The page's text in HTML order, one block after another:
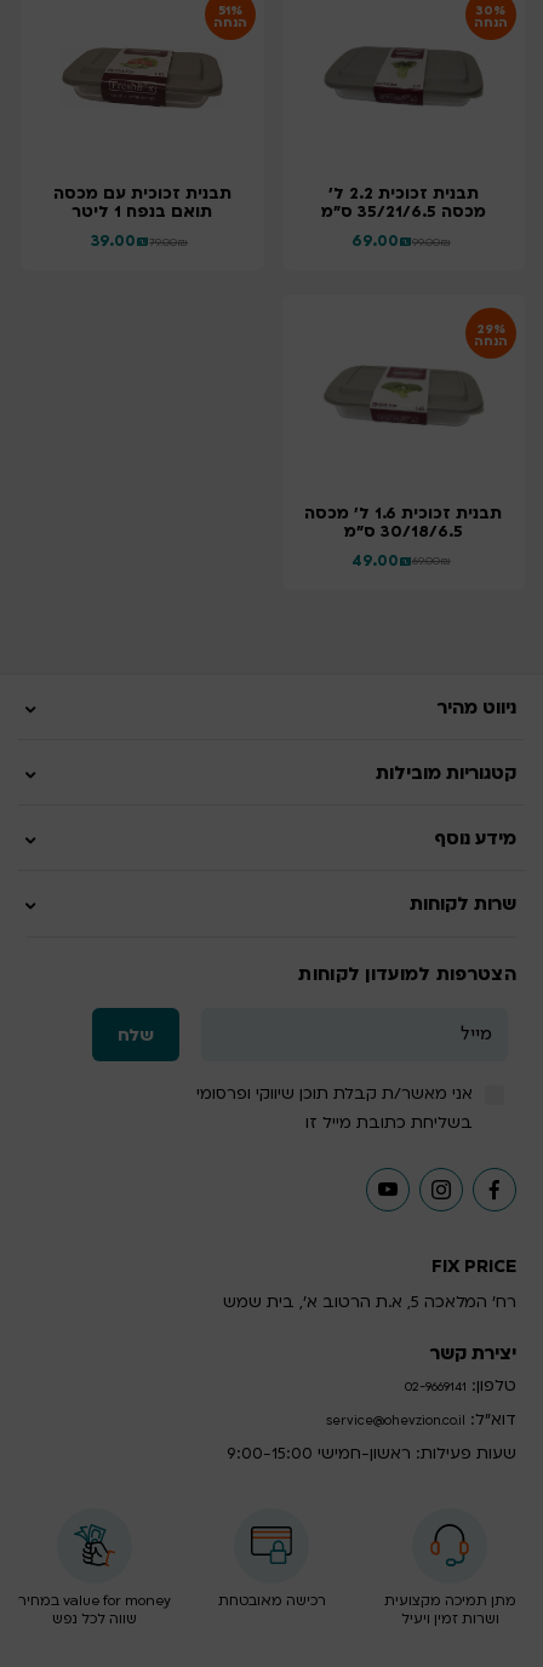
30%
הנחה
תבנית זכוכית 2.2 ל'
מכסה 35/21/6.5 ס"מ
₪
69.00 ₪
99.00
51%
הנחה
תבנית זכוכית עם מכסה
תואם בנפח 1 ליטר
₪
39.00 ₪
79.00
29%
הנחה
תבנית זכוכית 1.6 ל' מכסה
30/18/6.5 ס"מ
₪
49.00 ₪
69.00
FIX PRICE
רח' המלאכה 5, א.ת הרטוב א', בית שמש
יצירת קשר
טלפון: 02-9669141
דוא”ל: service@ohevzion.co.il
שעות פעילות: ראשון-חמישי 9:00-15:00
ניווט מהיר
קטגוריות מובילות
מידע נוסף
שרות לקוחות
הצטרפות למועדון לקוחות
אני מאשר/ת קבלת תוכן שיווקי ופרסומי
בשליחת כתובת מייל זו
מתן תמיכה מקצועית
ושרות זמין ויעיל
רכישה מאובטחת
value for money במחיר
שווה לכל נפש